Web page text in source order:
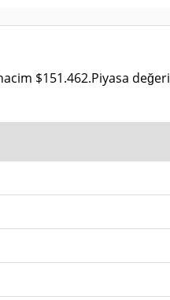
$151.462.Piyasa değeri